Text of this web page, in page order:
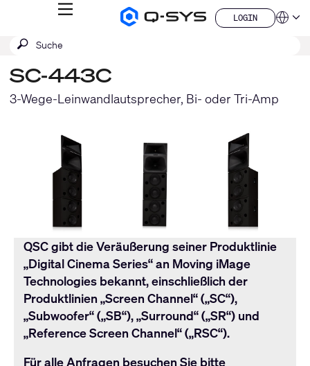
Q-
MENÜ
LOGIN
LOGIN
QSYS.com (English)
Deutsch
Español
Français
China (中文)
Suche
SUCHE
SC-443C
3-Wege-Leinwandlautsprecher, Bi- oder Tri-Amp
QSC gibt die Veräußerung seiner Produktlinie
„Digital Cinema Series“ an Moving iMage
Technologies bekannt, einschließlich der
Produktlinien „Screen Channel“ („SC“),
„Subwoofer“ („SB“), „Surround“ („SR“) und
„Reference Screen Channel“ („RSC“).
Für alle Anfragen besuchen Sie bitte